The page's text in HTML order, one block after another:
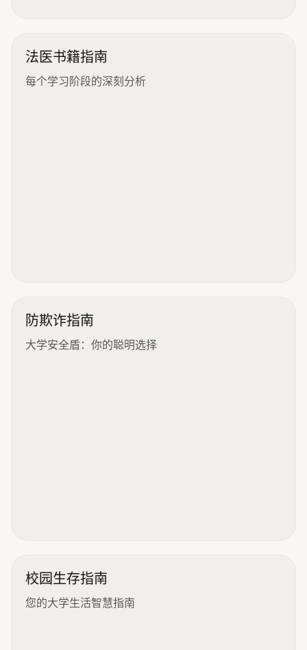
法医书籍指南
每个学习阶段的深刻分析
防欺诈指南
大学安全盾：你的聪明选择
校园生存指南
您的大学生活智慧指南